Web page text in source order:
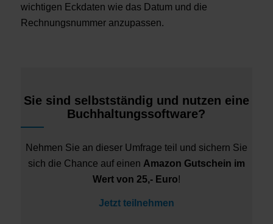
wichtigen Eckdaten wie das Datum und die
Rechnungsnummer anzupassen.
Sie sind selbstständig und nutzen eine
Buchhaltungssoftware?
Nehmen Sie an dieser Umfrage teil und sichern Sie
sich die Chance auf einen Amazon Gutschein im
Wert von 25,- Euro!
Jetzt teilnehmen